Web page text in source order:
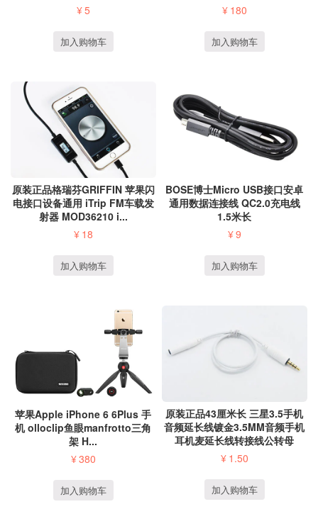
¥5
加入购物车
¥ 180
加入购物车
原装正品格瑞芬GRIFFIN 苹果闪
电接口设备通用 iTrip FM车载发
射器 MOD36210 i...
¥ 18
加入购物车
BOSE博士Micro USB接口安卓
通用数据连接线 QC2.0充电线
1.5米长
¥9
加入购物车
苹果Apple iPhone 6 6Plus 手
机 olloclip鱼眼manfrotto三角
架 H...
¥380
加入购物车
原装正品43厘米长 三星3.5手机
音频延长线镀金3.5MM音频手机
耳机麦延长线转接线公转母
¥ 1.50
加入购物车